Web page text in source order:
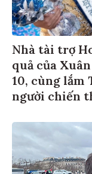
Nhà tài trợ
quả của
10, cùng lắm
người chiến